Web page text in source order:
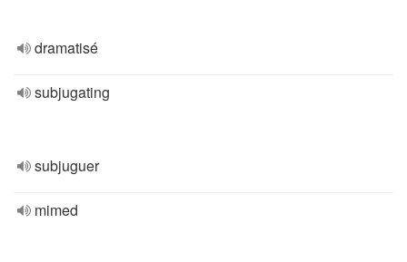
dramatisé
subjugating
subjuguer
mimed